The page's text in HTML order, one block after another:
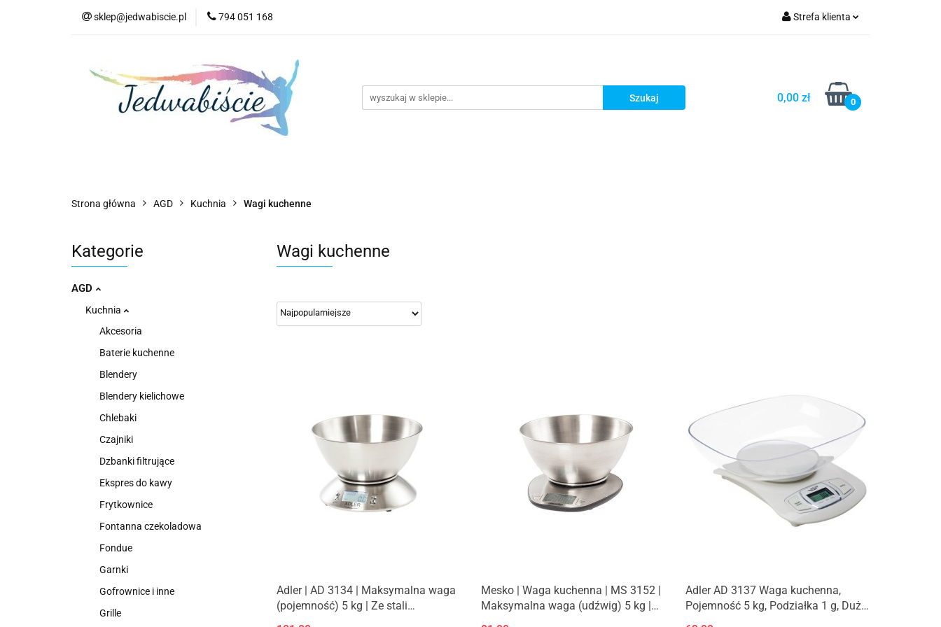
sklep@jedwabiscie.pl 794 051 168 Strefa klienta
Dodaj zgłoszenie
0,00 zł 0
Nowości
Strona główna AGD Kuchnia Wagi kuchenne
Kategorie
AGD
Kuchnia
Akcesoria
Baterie kuchenne
Blendery
Blendery kielichowe
Chlebaki
Czajniki
Dzbanki filtrujące
Ekspres do kawy
Frytkownice
Fontanna czekoladowa
Fondue
Garnki
Gofrownice i inne
Grille
Wagi kuchenne
Adler | AD 3134 | Maksymalna waga
(pojemność) 5 kg | Ze stali
Mesko | Waga kuchenna | MS 3152 |
Maksymalna waga (udźwig) 5 kg |
Produkt niedostępny
Adler AD 3137 Waga kuchenna,
Pojemność 5 kg, Podziałka 1 g, Duży